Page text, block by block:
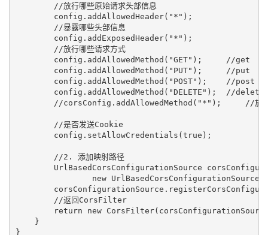
        //放行哪些原始请求头部信息
        config.addAllowedHeader("*");
        //暴露哪些头部信息
        config.addExposedHeader("*");
        //放行哪些请求方式
        config.addAllowedMethod("GET");     //get
        config.addAllowedMethod("PUT");     //put
        config.addAllowedMethod("POST");    //post
        config.addAllowedMethod("DELETE");  //delete
//corsConfig.addAllowedMethod("*");     //放行
        //是否发送Cookie
        config.setAllowCredentials(true);
        //2. 添加映射路径
UrlBasedCorsConfigurationSource
new
        //返回CorsFilter
return new
    }
}